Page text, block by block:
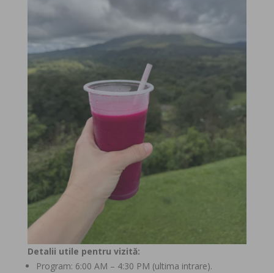
Detalii utile pentru vizită:
Program: 6:00 AM – 4:30 PM (ultima intrare).